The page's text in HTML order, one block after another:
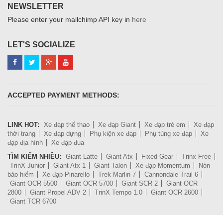
NEWSLETTER
Please enter your mailchimp API key in here
LET'S SOCIALIZE
ACCEPTED PAYMENT METHODS:
LINK HOT: Xe đạp thể thao Xe đạp Giant Xe đạp trẻ em
Xe đạp
thời trang
Xe đạp dựng Phụ kiện xe đạp Phụ tùng xe đạp
Xe
đạp địa hình
Xe đạp đua
TÌM KIẾM NHIỀU:
Giant Latte Giant Atx Fixed Gear
Trinx Free
TrinX Junior
Giant Atx 1 Giant Talon Xe đạp Momentum
Nón
bảo hiểm
Xe đạp Pinarello Trek Marlin 7
Cannondale Trail 6
Giant OCR 5500
Giant OCR 5700 Giant SCR 2
Giant OCR
2800
Giant Propel ADV 2 TrinX Tempo 1.0
Giant OCR 2600
Giant TCR 6700